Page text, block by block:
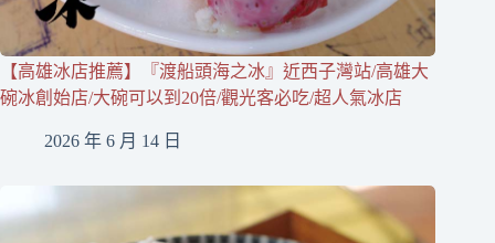
【高雄冰店推薦】『渡船頭海之冰』近西子灣站/高雄大
碗冰創始店/大碗可以到20倍/觀光客必吃/超人氣冰店
2026 年 6 月 14 日